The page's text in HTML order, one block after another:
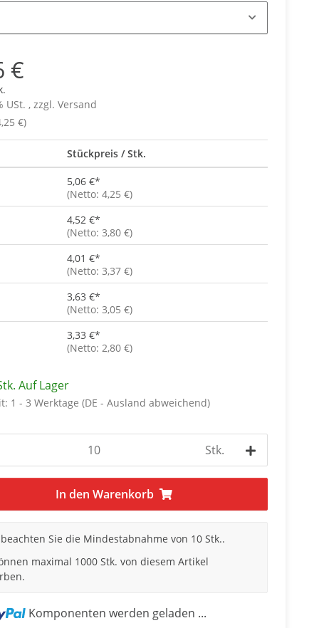
€
USt. , zzgl. Versand
€)
Stückpreis / Stk.
5,06 €*
(Netto: 4,25 €)
4,52 €*
(Netto: 3,80 €)
4,01 €*
(Netto: 3,37 €)
3,63 €*
(Netto: 3,05 €)
3,33 €*
(Netto: 2,80 €)
Auf Lager
1 - 3 Werktage (DE - Ausland abweichend)
Stk.
In den Warenkorb
Sie die Mindestabnahme von 10 Stk..
maximal 1000 Stk. von diesem Artikel
Komponenten werden geladen ...